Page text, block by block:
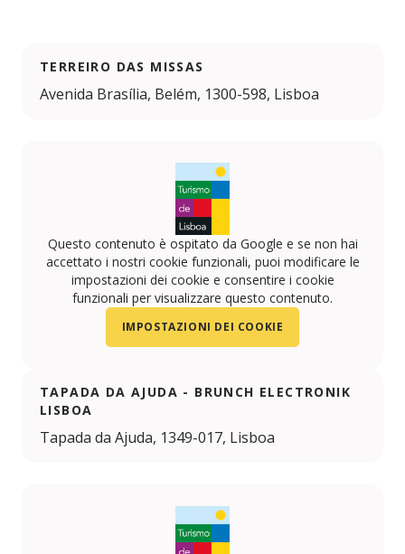
TERREIRO DAS MISSAS
Avenida Brasília, Belém, 1300-598, Lisboa
Questo contenuto è ospitato da Google e se non hai
accettato i nostri cookie funzionali, puoi modificare le
impostazioni dei cookie e consentire i cookie
funzionali per visualizzare questo contenuto.
IMPOSTAZIONI DEI COOKIE
TAPADA DA AJUDA - BRUNCH ELECTRONIK
LISBOA
Tapada da Ajuda, 1349-017, Lisboa